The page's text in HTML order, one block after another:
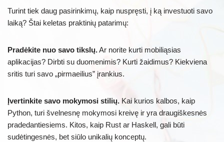
Turint tiek daug pasirinkimų, kaip nuspręsti, į ką investuoti savo
laiką? Štai keletas praktinių patarimų:
Pradėkite nuo savo tikslų.Ar norite kurti mobiliąsias
aplikacijas? Dirbti su duomenimis? Kurti žaidimus? Kiekviena
sritis turi savo „pirmaeilius” įrankius.
Įvertinkite savo mokymosi stilių. Kai kurios kalbos, kaip
Python, turi švelnesnę mokymosi kreivę ir yra draugiškesnės
pradedantiesiems. Kitos, kaip Rust ar Haskell, gali būti
sudėtingesnės, bet siūlo unikalių konceptų.